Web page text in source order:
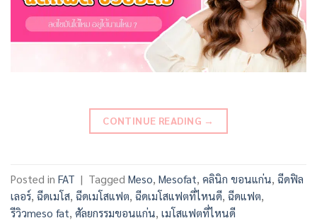
CONTINUE READING →
Posted in FAT | Tagged Meso, Mesofat, คลินิก ขอนแก่น, ฉีดฟิล
เลอร์, ฉีดเมโส, ฉีดเมโสแฟต, ฉีดเมโสแฟตที่ไหนดี, ฉีดแฟต,
รีวิวmeso fat, ศัลยกรรมขอนแก่น, เมโสแฟตที่ไหนดี